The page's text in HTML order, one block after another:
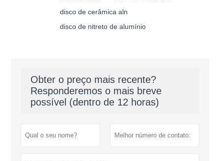
disco de cerâmica aln
disco de nitreto de alumínio
Obter o preço mais recente?
Responderemos o mais breve
possível (dentro de 12 horas)